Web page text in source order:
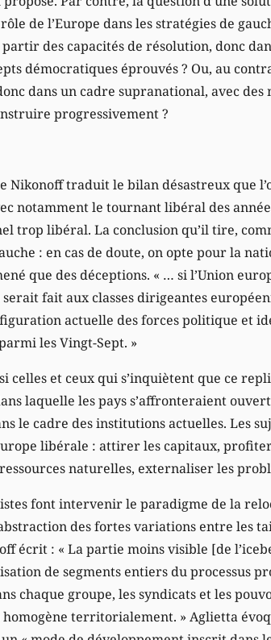
de l’Europe dans les stratégies de
des capacités de résolution, donc
démocratiques éprouvés ? Ou, au
dans un cadre supranational, avec
progressivement ?
Nikonoff traduit le bilan désastreux que
notamment le tournant libéral des
trop libéral. La conclusion qu’il tire,
: en cas de doute, on opte pour la
que des déceptions. « … si l’Union
fait aux classes dirigeantes
actuelle des forces politique et
les Vingt-Sept. »
celles et ceux qui s’inquiètent que ce
laquelle les pays s’affronteraient
le cadre des institutions actuelles. Les
libérale : attirer les capitaux,
naturelles, externaliser les
font intervenir le paradigme de la
des fortes variations entre les
écrit : « La partie moins visible [de
de segments entiers du processus
chaque groupe, les syndicats et les
territorialement. » Aglietta